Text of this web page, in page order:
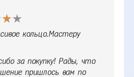
кольцо.Мастеру
за покупку! Рады, что
пришлось вам по